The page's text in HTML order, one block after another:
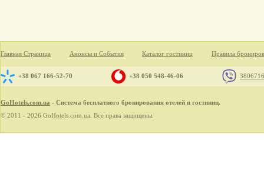
Главная Страница Анонсы и События Каталог гостиниц Правила
+38 067 166-52-70 +38 050 548-46-06
GoHotels.com.ua - Система бесплатного бронирования отелей и гостиниц.
© 2011 - 2026 GoHotels.com.ua. Все права защищены.